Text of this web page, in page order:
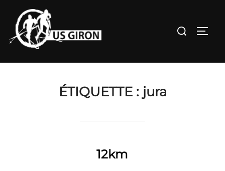
contenu
Rechercher :
ÉTIQUETTE : jura
12km